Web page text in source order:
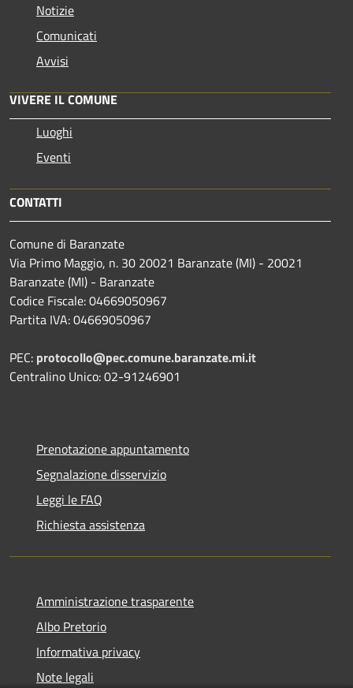
Notizie
Comunicati
Avvisi
VIVERE IL COMUNE
Luoghi
Eventi
CONTATTI
Comune di Baranzate
Via Primo Maggio, n. 30 20021 Baranzate (MI) - 20021
Baranzate (MI) - Baranzate
Codice Fiscale: 04669050967
Partita IVA: 04669050967
PEC: protocollo@pec.comune.baranzate.mi.it
Centralino Unico: 02-91246901
Prenotazione appuntamento
Segnalazione disservizio
Leggi le FAQ
Richiesta assistenza
Amministrazione trasparente
Albo Pretorio
Informativa privacy
Note legali